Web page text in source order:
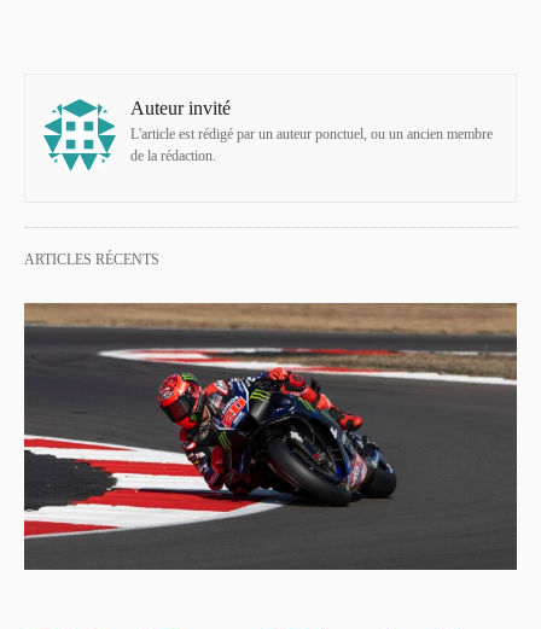
Auteur invité
L'article est rédigé par un auteur ponctuel, ou un ancien membre
de la rédaction.
ARTICLES RÉCENTS